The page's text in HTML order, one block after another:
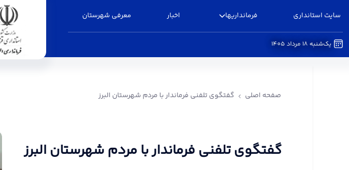
سایت استانداری فرمانداریها اخبار معرفی شهرستان
یک‌شنبه 18 مرداد 1405
صفحه اصلی گفتگوی تلفنی فرماندار با مردم شهرستان البرز
گفتگوی تلفنی فرماندار با مردم شهرستان البرز